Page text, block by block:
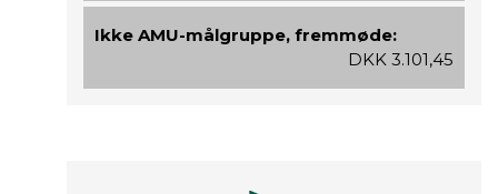
Ikke AMU-målgruppe, fremmøde:
DKK 3.101,45